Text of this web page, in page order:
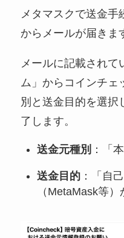
メタマスクで送金手
からメールが届きま
メールに記載されて
ム」からコインチェ
別と送金目的を選択
了します。
送金元種別 ：「
送金目的：「自
（MetaMask等